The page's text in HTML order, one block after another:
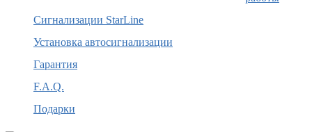
Сигнализации StarLine
Установка автосигнализации
Гарантия
F.A.Q.
Подарки